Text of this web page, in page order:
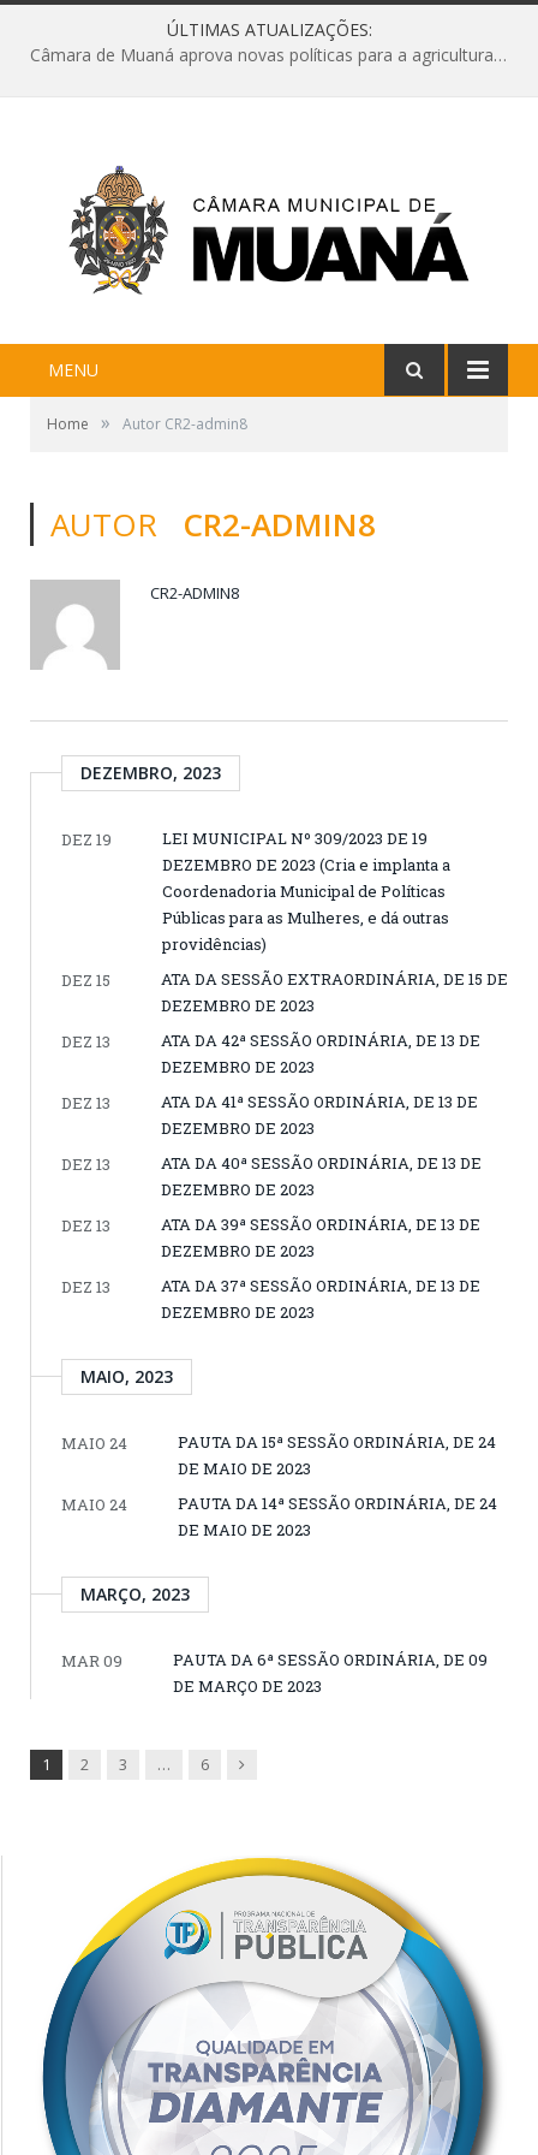
ÚLTIMAS ATUALIZAÇÕES:
Câmara de Muaná aprova novas políticas para a agricultura e solicita reforma da Ponte do Reduto
MENU
Home » Autor CR2-admin8
AUTOR CR2-ADMIN8
CR2-ADMIN8
DEZEMBRO, 2023
DEZ 19
LEI MUNICIPAL Nº 309/2023 DE 19
DEZEMBRO DE 2023 (Cria e implanta a
Coordenadoria Municipal de Políticas
Públicas para as Mulheres, e dá outras
providências)
DEZ 15
ATA DA SESSÃO EXTRAORDINÁRIA, DE 15 DE
DEZEMBRO DE 2023
DEZ 13
ATA DA 42ª SESSÃO ORDINÁRIA, DE 13 DE
DEZEMBRO DE 2023
DEZ 13
ATA DA 41ª SESSÃO ORDINÁRIA, DE 13 DE
DEZEMBRO DE 2023
DEZ 13
ATA DA 40ª SESSÃO ORDINÁRIA, DE 13 DE
DEZEMBRO DE 2023
DEZ 13
ATA DA 39ª SESSÃO ORDINÁRIA, DE 13 DE
DEZEMBRO DE 2023
DEZ 13
ATA DA 37ª SESSÃO ORDINÁRIA, DE 13 DE
DEZEMBRO DE 2023
MAIO, 2023
MAIO 24
PAUTA DA 15ª SESSÃO ORDINÁRIA, DE 24
DE MAIO DE 2023
MAIO 24
PAUTA DA 14ª SESSÃO ORDINÁRIA, DE 24
DE MAIO DE 2023
MARÇO, 2023
MAR 09
PAUTA DA 6ª SESSÃO ORDINÁRIA, DE 09
DE MARÇO DE 2023
1 2 3 … 6 Next